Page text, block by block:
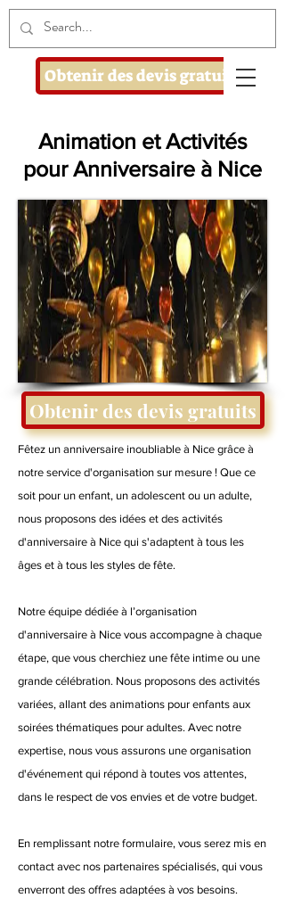
Obtenir des devis gratuits
Animation et Activités
pour Anniversaire à Nice
Obtenir des devis gratuits
Fêtez un anniversaire inoubliable à Nice grâce à
notre service d'organisation sur mesure ! Que ce
soit pour un enfant, un adolescent ou un adulte,
nous proposons des idées et des activités
d'anniversaire à Nice qui s'adaptent à tous les
âges et à tous les styles de fête.
Notre équipe dédiée à l’organisation
d'anniversaire à Nice vous accompagne à chaque
étape, que vous cherchiez une fête intime ou une
grande célébration. Nous proposons des activités
variées, allant des animations pour enfants aux
soirées thématiques pour adultes. Avec notre
expertise, nous vous assurons une organisation
d'événement qui répond à toutes vos attentes,
dans le respect de vos envies et de votre budget.
En remplissant notre formulaire, vous serez mis en
contact avec nos partenaires spécialisés, qui vous
enverront des offres adaptées à vos besoins.